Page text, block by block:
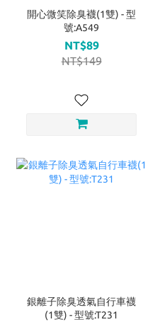
開心微笑除臭襪(1雙) - 型
號:A549
NT$89
NT$149
銀離子除臭透氣自行車襪
(1雙) - 型號:T231